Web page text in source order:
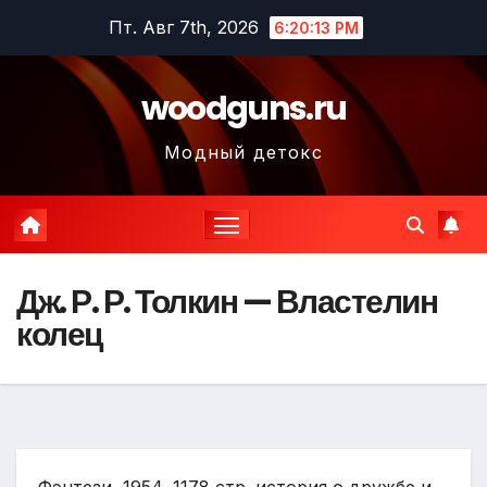
содержимому
Пт. Авг 7th, 2026 6:20:14 PM
woodguns.ru
Модный детокс
Дж. Р. Р. Толкин — Властелин
колец